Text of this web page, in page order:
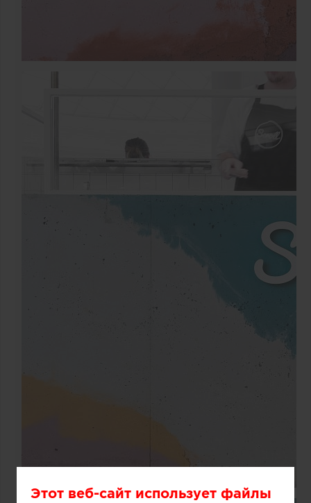
Этот веб-сайт использует файлы